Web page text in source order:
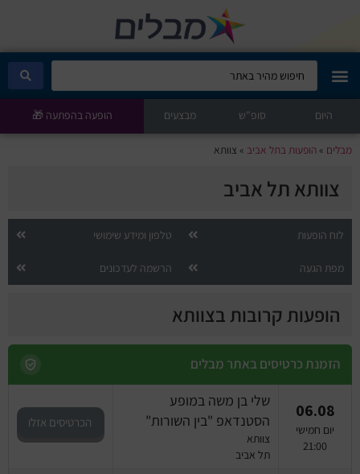
מבלים קלאב
הופעות היום
סטנדאפ
הצגות ילדים
הופעות חיות
הצגות תיאטרון
מחזות זמר
מחול ובלט
קונצרטים
היום סופ"ש מבצעים הופעה בהפתעה 🎁
מבלים »הופעות בתל אביב » צוותא
צוותא תל אביב
לוח הופעות טלפון ומידע שימושי
מפת הגעה הרשמה לעדכונים
הופעות קרובות בצוותא
הזמנת כרטיסים באתר מבלים
06.08
יום חמישי
21:00
שלי בן משה במופע
הסטנדאפ "בין השורות"
צוותא
תל אביב
הכרטיסים אזלו